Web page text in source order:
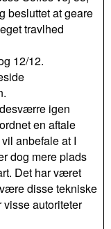
besluttet at geare
travlhed
12/12.
igen
en aftale
anbefale at I
dog mere plads
Det har været
disse tekniske
visse autoriteter